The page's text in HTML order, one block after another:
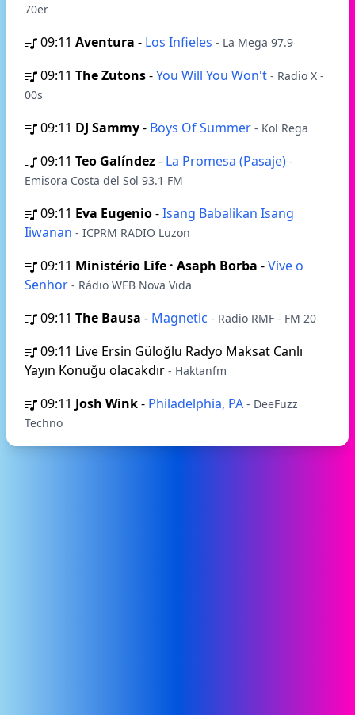
70er
09:11 Aventura - Los Infieles - La Mega 97.9
09:11 The Zutons-You Will You Won't - Radio X -
00s
09:11 DJ Sammy- Boys Of Summer - Kol Rega
09:11 Teo Galíndez- La Promesa (Pasaje) -
Emisora Costa del Sol 93.1 FM
09:11 Eva Eugenio-Isang Babalikan Isang
Iiwanan - ICPRM RADIO Luzon
09:11 Ministério Life · Asaph Borba -Vive o
Senhor - Rádio WEB Nova Vida
09:11 The Bausa - Magnetic - Radio RMF - FM 20
09:11 Live Ersin Güloğlu Radyo Maksat Canlı
Yayın Konuğu olacakdır - Haktanfm
09:11 Josh Wink- Philadelphia, PA - DeeFuzz
Techno